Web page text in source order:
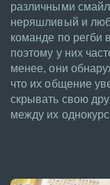
различными
неряшливый и
команде по регби
поэтому у них
менее, они
что их общение
скрывать свою
между их